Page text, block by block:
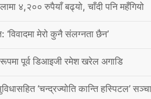
४,२०० रुपैयाँ बढ्यो, चाँदी पनि महँगियो
‘विवादमा मेरो कुनै संलग्नता छैन’
रूपमा पूर्व डिआइजी रमेश खरेल अगाडि
‘चन्द्रज्योति कान्ति हस्पिटल’